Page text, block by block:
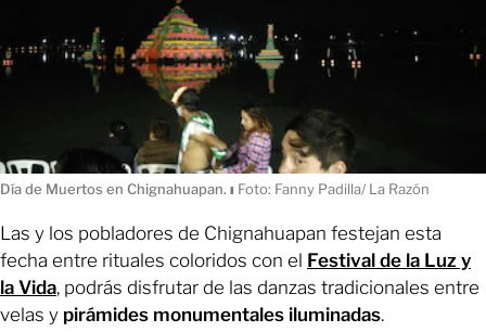
Día de Muertos en Chignahuapan.ı Foto: Fanny Padilla/ La Razón
Las y los pobladores de Chignahuapan festejan esta
fecha entre rituales coloridos con el Festival de la Luz y
la Vida, podrás disfrutar de las danzas tradicionales entre
velas y pirámides monumentales iluminadas.